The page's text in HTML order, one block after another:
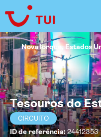
Tesouros do
CIRCUITO
ID de referência:24412353
Nova Iorque, Estados